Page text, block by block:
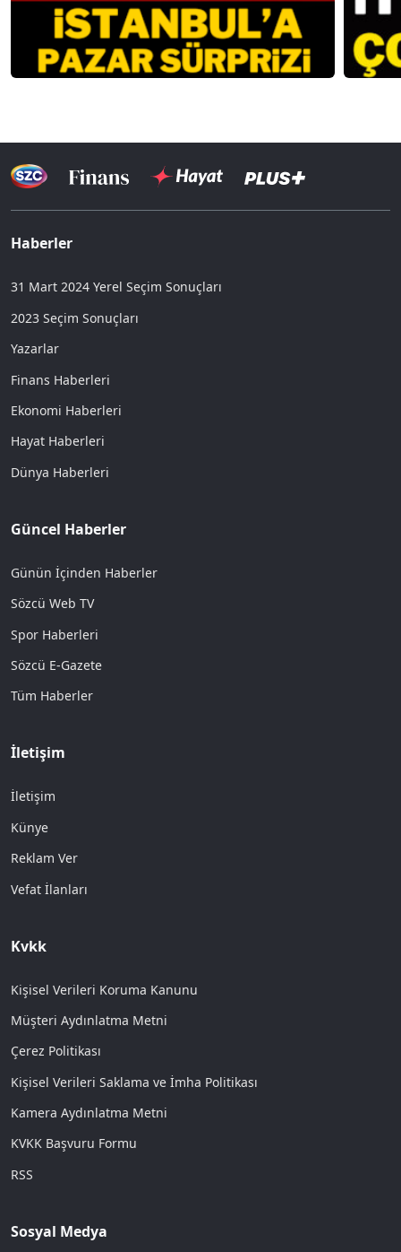
Haberler
31 Mart 2024 Yerel Seçim Sonuçları
2023 Seçim Sonuçları
Yazarlar
Finans Haberleri
Ekonomi Haberleri
Hayat Haberleri
Dünya Haberleri
Güncel Haberler
Günün İçinden Haberler
Sözcü Web TV
Spor Haberleri
Sözcü E-Gazete
Tüm Haberler
İletişim
İletişim
Künye
Reklam Ver
Vefat İlanları
Kvkk
Kişisel Verileri Koruma Kanunu
Müşteri Aydınlatma Metni
Çerez Politikası
Kişisel Verileri Saklama ve İmha Politikası
Kamera Aydınlatma Metni
KVKK Başvuru Formu
RSS
Sosyal Medya